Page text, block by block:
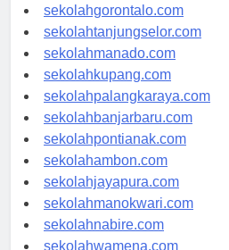
sekolahkendari.com
sekolahgorontalo.com
sekolahtanjungselor.com
sekolahmanado.com
sekolahkupang.com
sekolahpalangkaraya.com
sekolahbanjarbaru.com
sekolahpontianak.com
sekolahambon.com
sekolahjayapura.com
sekolahmanokwari.com
sekolahnabire.com